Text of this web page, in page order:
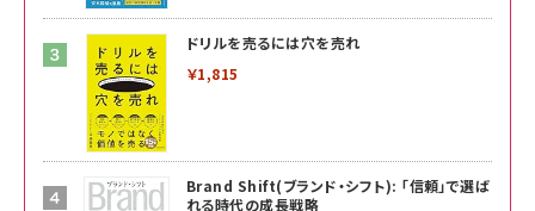
ドリルを売るには穴を売れ
￥1,815
Brand Shift(ブランド・シフト): 「信頼」で選ば
れる時代の成長戦略